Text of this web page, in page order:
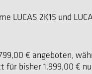
LUCAS 2K15 und
€ angeboten,
bisher 1.999,00 €